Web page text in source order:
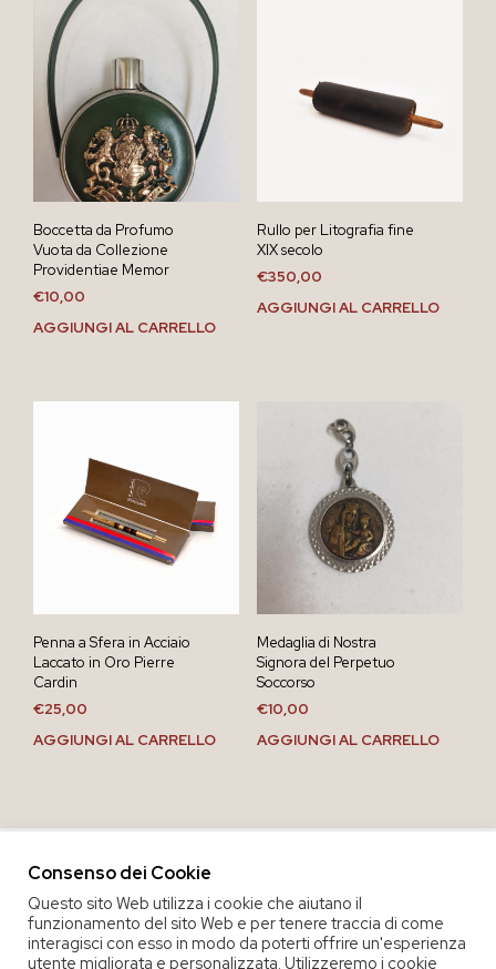
Boccetta da Profumo
Vuota da Collezione
Providentiae Memor
€10,00
AGGIUNGI AL CARRELLO
Rullo per Litografia fine
XIX secolo
€350,00
AGGIUNGI AL CARRELLO
Penna a Sfera in Acciaio
Laccato in Oro Pierre
Cardin
€25,00
AGGIUNGI AL CARRELLO
Medaglia di Nostra
Signora del Perpetuo
Soccorso
€10,00
AGGIUNGI AL CARRELLO
Consenso dei Cookie
Questo sito Web utilizza i cookie che aiutano il
funzionamento del sito Web e per tenere traccia di come
interagisci con esso in modo da poterti offrire un'esperienza
utente migliorata e personalizzata. Utilizzeremo i cookie